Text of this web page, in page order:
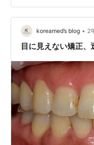
キャナーで私の歯の状
した。 このスキャナー
が、歯の形を正確にと
koreamed’s blog • 2
目に見えない矯正、